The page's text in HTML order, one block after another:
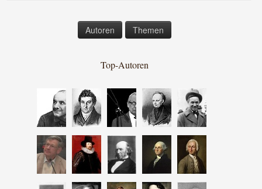
Autoren Themen
Top-Autoren